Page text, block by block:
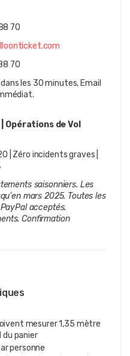
70
70
les 30 minutes, Email
Opérations de Vol
| Zéro incidents graves |
saisonniers. Les
mars 2025. Toutes les
acceptés.
Confirmation
mesurer 1,35 mètre
du panier
personne